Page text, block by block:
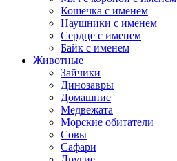
Кошечка с именем
Наушники с именем
Сердце с именем
Байк с именем
Животные
Зайчики
Динозавры
Домашние
Медвежата
Морские обитатели
Совы
Сафари